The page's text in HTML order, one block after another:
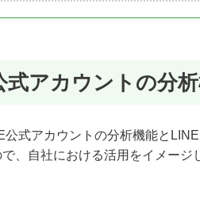
式アカウントの分
公式アカウントの分析機能と
、自社における活用をイメージ